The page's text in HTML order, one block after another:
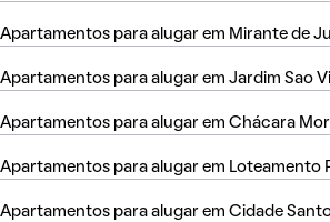
Apartamentos para alugar em Mirante de
Apartamentos para alugar em Jardim Sao
Apartamentos para alugar em Chácara
Apartamentos para alugar em Loteamento
Apartamentos para alugar em Cidade